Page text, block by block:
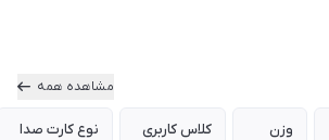
مشاهده همه
وزن کلاس کاربری نوع کارت صدا